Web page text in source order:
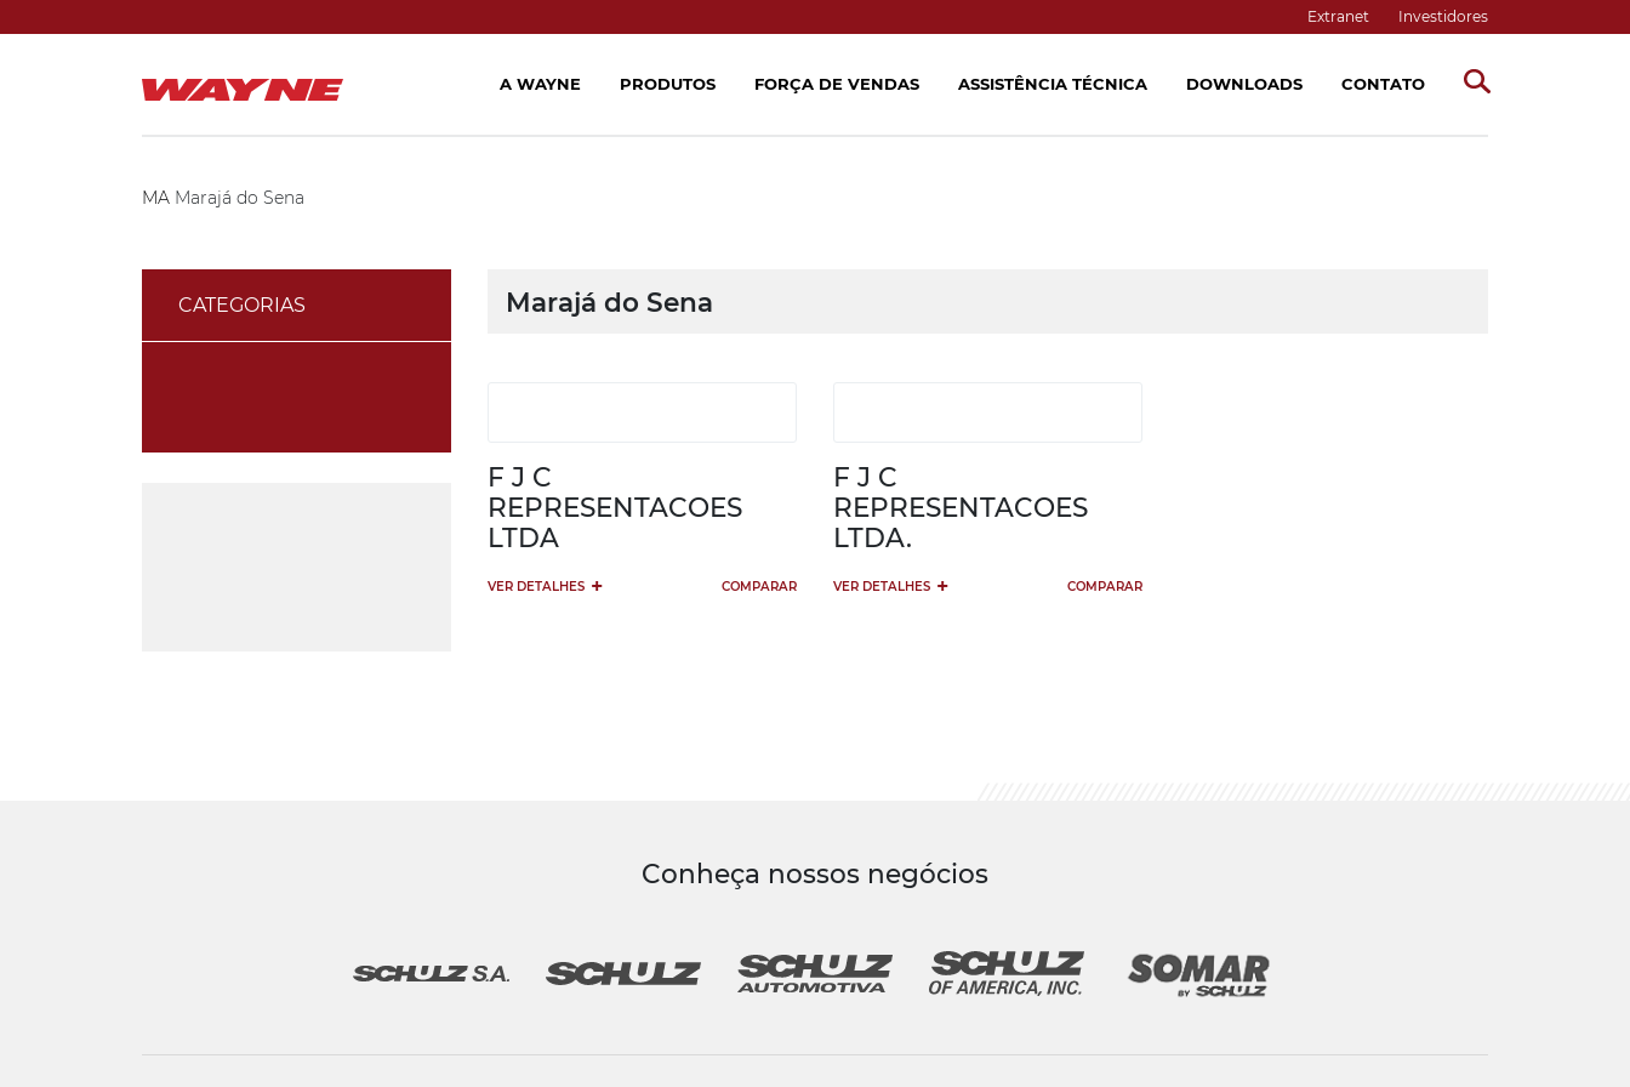
Extranet Investidores
A WAYNE PRODUTOS FORÇA DE VENDAS ASSISTÊNCIA TÉCNICA DOWNLOADS CONTATO
MA Marajá do Sena
CATEGORIAS Marajá do Sena
F J C
REPRESENTACOES
LTDA
VER DETALHES + COMPARAR
F J C
REPRESENTACOES
LTDA.
VER DETALHES + COMPARAR
Conheça nossos negócios